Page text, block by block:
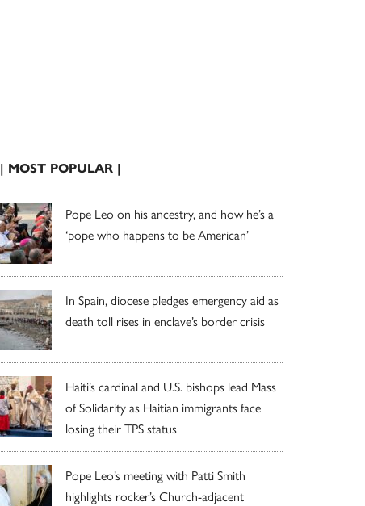
| MOST POPULAR |
Pope Leo on his ancestry, and how he’s a
‘pope who happens to be American’
In Spain, diocese pledges emergency aid as
death toll rises in enclave’s border crisis
Haiti’s cardinal and U.S. bishops lead Mass
of Solidarity as Haitian immigrants face
losing their TPS status
Pope Leo’s meeting with Patti Smith
highlights rocker’s Church-adjacent